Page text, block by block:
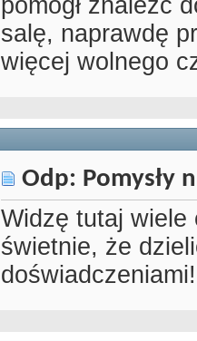
pomógł znaleźć
salę, naprawdę
więcej wolnego
Odp: Pomysły
Widzę tutaj
świetnie, że
doświadczeniami!